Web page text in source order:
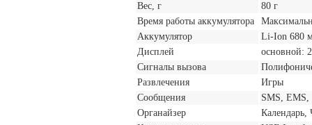
Вес, г
80 г
Время работы аккумулятора
Аккумулятор
Li-Ion 680
Дисплей
основной:
Сигналы вызова
Развлечения
Игры
Сообщения
SMS, EMS,
Органайзер
Календарь,